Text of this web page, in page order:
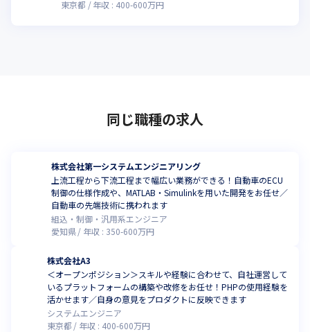
東京都
年収 : 400-600万円
同じ職種の求人
株式会社第一システムエンジニアリング
上流工程から下流工程まで幅広い業務ができる！自動車のECU
制御の仕様作成や、MATLAB・Simulinkを用いた開発をお任せ／
自動車の先端技術に携われます
組込・制御・汎用系エンジニア
愛知県
年収 : 350-600万円
株式会社A3
＜オープンポジション＞スキルや経験に合わせて、自社運営して
いるプラットフォームの構築や改修をお任せ！PHPの使用経験を
活かせます／自身の意見をプロダクトに反映できます
システムエンジニア
東京都
年収 : 400-600万円